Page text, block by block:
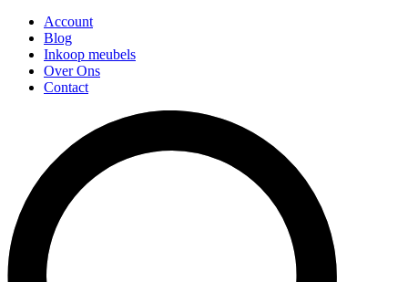
Account
Blog
Inkoop meubels
Over Ons
Contact